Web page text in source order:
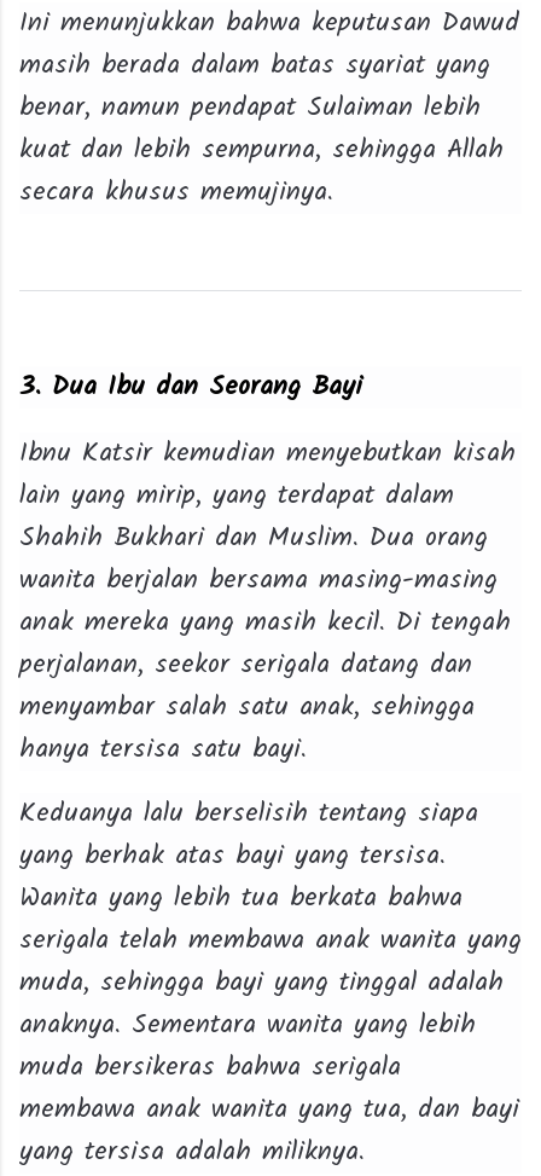
Ini menunjukkan bahwa keputusan Dawud
masih berada dalam batas syariat yang
benar, namun pendapat Sulaiman lebih
kuat dan lebih sempurna, sehingga Allah
secara khusus memujinya.
3. Dua Ibu dan Seorang Bayi
Ibnu Katsir kemudian menyebutkan kisah
lain yang mirip, yang terdapat dalam
Shahih Bukhari dan Muslim. Dua orang
wanita berjalan bersama masing-masing
anak mereka yang masih kecil. Di tengah
perjalanan, seekor serigala datang dan
menyambar salah satu anak, sehingga
hanya tersisa satu bayi.
Keduanya lalu berselisih tentang siapa
yang berhak atas bayi yang tersisa.
Wanita yang lebih tua berkata bahwa
serigala telah membawa anak wanita yang
muda, sehingga bayi yang tinggal adalah
anaknya. Sementara wanita yang lebih
muda bersikeras bahwa serigala
membawa anak wanita yang tua, dan bayi
yang tersisa adalah miliknya.